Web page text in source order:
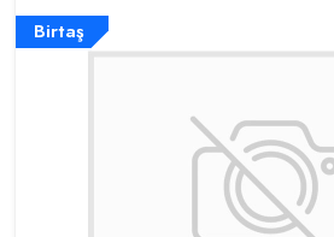
Birtaş